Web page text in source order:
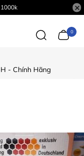
0
- Chính Hãng